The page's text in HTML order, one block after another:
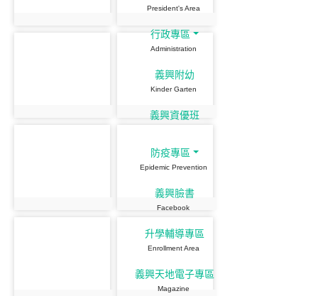
President's Area
行政專區
Administration
義興附幼
Kinder Garten
義興資優班
防疫專區
Epidemic Prevention
義興臉書
Facebook
升學輔導專區
Enrollment Area
義興天地電子專區
Magazine